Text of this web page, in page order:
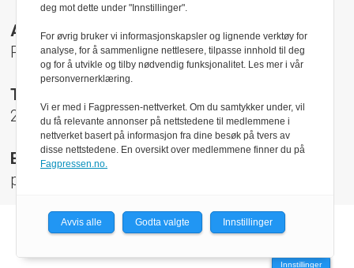
Adresse:
Rådhusgt 17, 0158 Oslo
Telefon:
22 40 50 40
E-post:
pfu@presse.no
Innstillinger
deg mot dette under "Innstillinger".
For øvrig bruker vi informasjonskapsler og lignende verktøy for
analyse, for å sammenligne nettlesere, tilpasse innhold til deg
og for å utvikle og tilby nødvendig funksjonalitet. Les mer i vår
personvernerklæring.
Vi er med i Fagpressen-nettverket. Om du samtykker under, vil
du få relevante annonser på nettstedene til medlemmene i
nettverket basert på informasjon fra dine besøk på tvers av
disse nettstedene. En oversikt over medlemmene finner du på
Fagpressen.no.
Avvis alle Godta valgte Innstillinger